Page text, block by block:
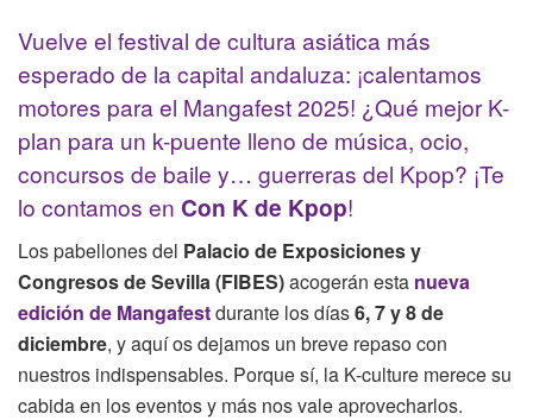
Vuelve el festival de cultura asiática más
esperado de la capital andaluza: ¡calentamos
motores para el Mangafest 2025! ¿Qué mejor K-
plan para un k-puente lleno de música, ocio,
concursos de baile y… guerreras del Kpop? ¡Te
lo contamos en Con K de Kpop!
Los pabellones del Palacio de Exposiciones y
Congresos de Sevilla (FIBES)acogerán esta nueva
edición de Mangafestdurante los días6, 7 y 8de
diciembre, y aquí os dejamos un breve repaso con
nuestros indispensables. Porque sí, la K-culture merece su
cabida en los eventos y más nos vale aprovecharlos.